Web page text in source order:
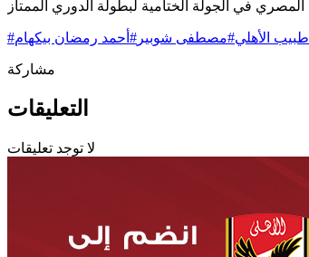
# طبيب الأهلي#مصطفى شوبير # أحمد رمضان بيكهام
مشاركة
التعليقات
لا توجد تعليقات